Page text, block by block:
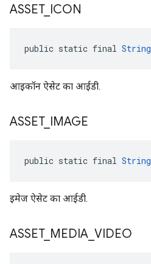
ASSET_ ICON
public static final String
आइकॉन ऐसेट का आईडी.
ASSET_ IMAGE
public static final String
इमेज ऐसेट का आईडी.
ASSET_ MEDIA VIDEO